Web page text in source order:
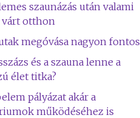
szaunázás után valami
várt otthon
megóvása nagyon fontos
és a szauna lenne a
élet titka?
pályázat akár a
működéséhez is